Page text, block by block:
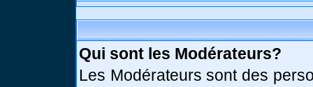
Qui sont les Modérateurs?
Les Modérateurs sont des